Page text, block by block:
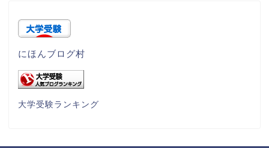
にほんブログ村
大学受験ランキング